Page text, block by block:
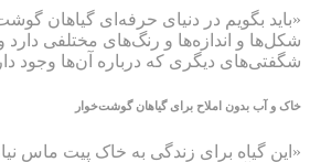
«باید بگویم در دنیای حرفه‌ای گیاهان
شکل‌ها و اندازه‌ها و رنگ‌های مختلفی
شگفتی‌های دیگری که درباره آن‌ها وجود
خاک و آب بدون املاح برای گیاهان گوشت‌خوار
«این گیاه برای زندگی به خاک پیت ماس